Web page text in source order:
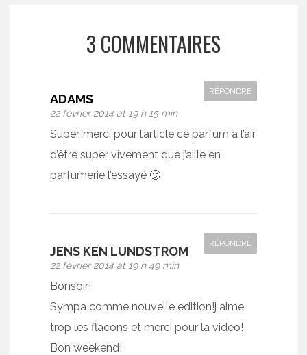
3 COMMENTAIRES
ADAMS
22 février 2014 at 19 h 15 min
RÉPONDRE
Super, merci pour l’article ce parfum a l’air
d’être super vivement que j’aille en
parfumerie l’essayé 🙂
JENS KEN LUNDSTROM
22 février 2014 at 19 h 49 min
RÉPONDRE
Bonsoir!
Sympa comme nouvelle edition!j aime
trop les flacons et merci pour la video!
Bon weekend!